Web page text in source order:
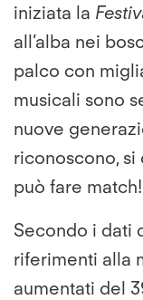
iniziata la
all’alba nei
palco con
musicali sono
nuove
riconoscono,
può fare match!
Secondo i dati
riferimenti alla
aumentati del